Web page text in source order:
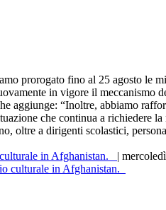
fino al 25 agosto le
in vigore il meccanismo
aggiunge: “Inoltre, abbiamo
che continua a richiedere
oltre a dirigenti scolastici,
in Afghanistan. |